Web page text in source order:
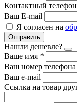
Контактный телефон
Ваш E-mail
Я согласен на
Отправить
Нашли дешевле?
Ваше имя *
Ваш номер телефона
Ваш e-mail
Ссылка на товар